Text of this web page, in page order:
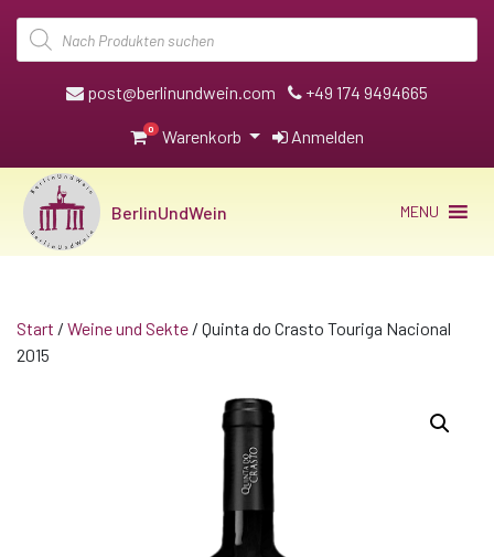
Products
search
post@berlinundwein.com +49 174 9494665
0 Warenkorb Anmelden
BerlinUndWein MENU
Start / Weine und Sekte / Quinta do Crasto Touriga Nacional
2015